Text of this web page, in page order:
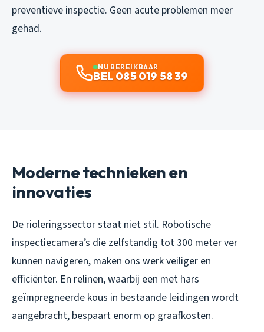
preventieve inspectie. Geen acute problemen meer
gehad.
NU BEREIKBAAR
BEL 085 019 58 39
Moderne technieken en
innovaties
De rioleringssector staat niet stil. Robotische
inspectiecamera’s die zelfstandig tot 300 meter ver
kunnen navigeren, maken ons werk veiliger en
efficiënter. En relinen, waarbij een met hars
geïmpregneerde kous in bestaande leidingen wordt
aangebracht, bespaart enorm op graafkosten.